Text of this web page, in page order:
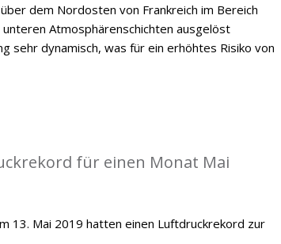
dem Nordosten von Frankreich im Bereich
Atmosphärenschichten ausgelöst
sehr dynamisch, was für ein erhöhtes Risiko von
für einen Monat Mai
13. Mai 2019 hatten einen Luftdruckrekord zur